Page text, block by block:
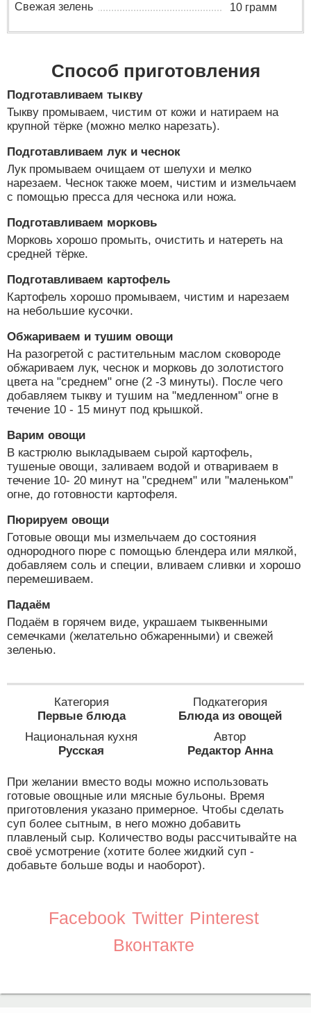
Свежая зелень
10 грамм
Способ приготовления
Подготавливаем тыкву
Тыкву промываем, чистим от кожи и натираем на
крупной тёрке (можно мелко нарезать).
Подготавливаем лук и чеснок
Лук промываем очищаем от шелухи и мелко
нарезаем. Чеснок также моем, чистим и измельчаем
с помощью пресса для чеснока или ножа.
Подготавливаем морковь
Морковь хорошо промыть, очистить и натереть на
средней тёрке.
Подготавливаем картофель
Картофель хорошо промываем, чистим и нарезаем
на небольшие кусочки.
Обжариваем и тушим овощи
На разогретой с растительным маслом сковороде
обжариваем лук, чеснок и морковь до золотистого
цвета на "среднем" огне (2 -3 минуты). После чего
добавляем тыкву и тушим на "медленном" огне в
течение 10 - 15 минут под крышкой.
Варим овощи
В кастрюлю выкладываем сырой картофель,
тушеные овощи, заливаем водой и отвариваем в
течение 10- 20 минут на "среднем" или "маленьком"
огне, до готовности картофеля.
Пюрируем овощи
Готовые овощи мы измельчаем до состояния
однородного пюре с помощью блендера или мялкой,
добавляем соль и специи, вливаем сливки и хорошо
перемешиваем.
Падаём
Подаём в горячем виде, украшаем тыквенными
семечками (желательно обжаренными) и свежей
зеленью.
Категория
Первые блюда
Подкатегория
Блюда из овощей
Национальная кухня
Русская
Автор
Редактор Анна
При желании вместо воды можно использовать
готовые овощные или мясные бульоны. Время
приготовления указано примерное. Чтобы сделать
суп более сытным, в него можно добавить
плавленый сыр. Количество воды рассчитывайте на
своё усмотрение (хотите более жидкий суп -
добавьте больше воды и наоборот).
Facebook Twitter Pinterest
Вконтакте